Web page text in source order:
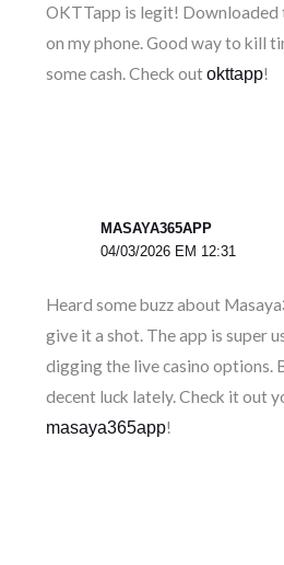
OKTTapp is legit! Downloaded
on my phone. Good way to kill
some cash. Check outokttapp!
MASAYA365APP
04/03/2026 EM 12:31
Heard some buzz about
give it a shot. The app is super
digging the live casino options.
decent luck lately. Check it out
masaya365app!